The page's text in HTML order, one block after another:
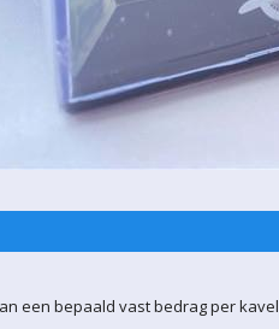
een bepaald vast bedrag per kavel